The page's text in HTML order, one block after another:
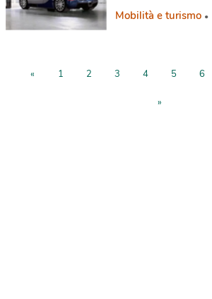
Mobilità e turismo
« 1 2 3 4 5 6
»